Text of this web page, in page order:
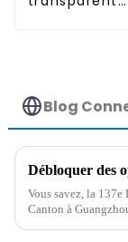
Blog
Vous savez, la 137e
Canton à